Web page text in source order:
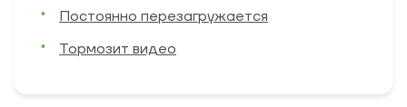
Постоянно перезагружается
Тормозит видео